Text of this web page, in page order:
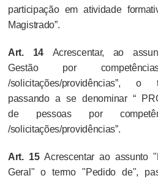
participação em atividade
Magistrado”.
Art. 14 Acrescentar, ao
Gestão por
/solicitações/providências”,
passando a se denominar “
de pessoas por
/solicitações/providências”.
Art. 15Acrescentar ao assunto
Geral" o termo "Pedido de",